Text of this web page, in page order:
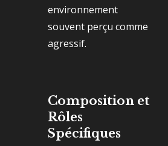
environnement
souvent perçu comme
agressif.
Composition et
Rôles
Spécifiques